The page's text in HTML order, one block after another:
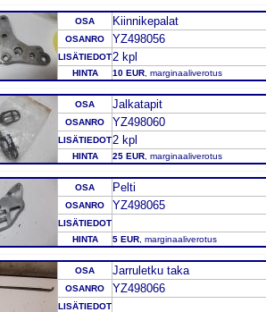
OSA Kiinnikepalat
OSANRO YZ498056
LISÄTIEDOT2 kpl
HINTA 10 EUR , marginaaliverotus
OSA Jalkatapit
OSANRO YZ498060
LISÄTIEDOT2 kpl
HINTA 25 EUR , marginaaliverotus
OSA Pelti
OSANRO YZ498065
LISÄTIEDOT
HINTA
5 EUR , marginaaliverotus
OSA Jarruletku taka
OSANRO YZ498066
LISÄTIEDOT